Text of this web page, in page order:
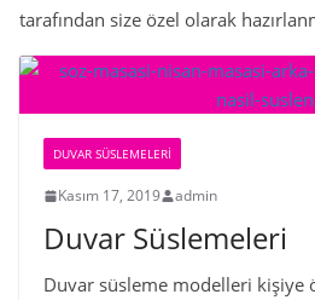
tarafından size özel olarak
DUVAR SÜSLEMELERI
Kasım 17, 2019 admin
Duvar Süslemeleri
Duvar süsleme modelleri kişiye